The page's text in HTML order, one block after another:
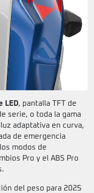
LED, pantalla TFT de
serie, o toda la gama
adaptativa en curva,
de emergencia
modos de
Pro y el ABS Pro
del peso para 2025